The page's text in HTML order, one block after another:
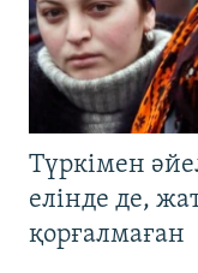
Түркімен
елінде де,
қорғалмаған